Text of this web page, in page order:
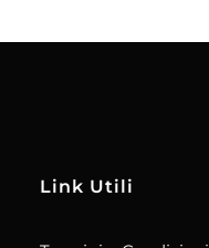
Link Utili